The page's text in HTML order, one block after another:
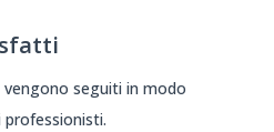
seguiti in modo